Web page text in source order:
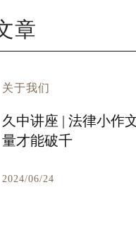
章
关于我们
久中讲座 | 法律小作
量才能破千
2024/06/24